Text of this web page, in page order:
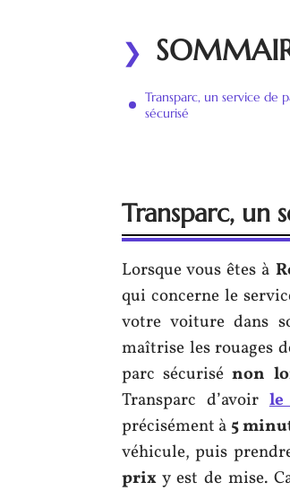
Transparc, un service de
sécurisé
Transparc, un
Lorsque vous êtes à
qui concerne le
votre voiture dans
maîtrise les rouages
parc sécurisénon
Transparc d’avoirle
précisément à 5
véhicule, puis
prix y est de mise.